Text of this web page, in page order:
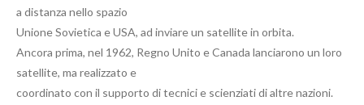
a distanza nello spazio
Unione Sovietica e USA, ad inviare un satellite in orbita.
Ancora prima, nel 1962, Regno Unito e Canada lanciarono un loro
satellite, ma realizzato e
coordinato con il supporto di tecnici e scienziati di altre nazioni.